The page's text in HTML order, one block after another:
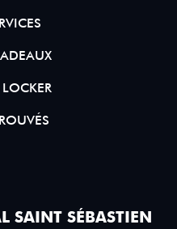
SAINT SÉBASTIEN